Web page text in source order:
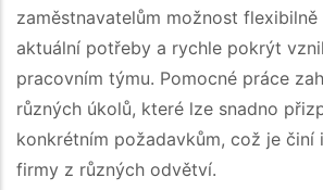
zaměstnavatelům možnost flexibilně
aktuální potřeby a rychle pokrýt
pracovním týmu. Pomocné práce
různých úkolů, které lze snadno
konkrétním požadavkům, což je činí
firmy z různých odvětví.